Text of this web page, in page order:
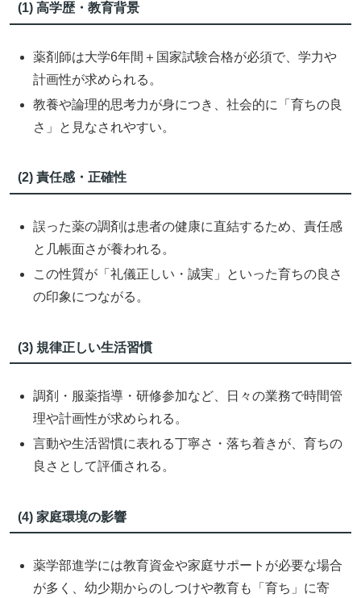
(1) 高学歴・教育背景
薬剤師は大学6年間＋国家試験合格が必須で、学力や
計画性が求められる。
教養や論理的思考力が身につき、社会的に「育ちの良
さ」と見なされやすい。
(2) 責任感・正確性
誤った薬の調剤は患者の健康に直結するため、責任感
と几帳面さが養われる。
この性質が「礼儀正しい・誠実」といった育ちの良さ
の印象につながる。
(3) 規律正しい生活習慣
調剤・服薬指導・研修参加など、日々の業務で時間管
理や計画性が求められる。
言動や生活習慣に表れる丁寧さ・落ち着きが、育ちの
良さとして評価される。
(4) 家庭環境の影響
薬学部進学には教育資金や家庭サポートが必要な場合
が多く、幼少期からのしつけや教育も「育ち」に寄